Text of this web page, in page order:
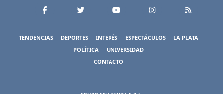
TENDENCIAS DEPORTES INTERÉS ESPECTÁCULOS
LA PLATA
POLÍTICA
UNIVERSIDAD
CONTACTO